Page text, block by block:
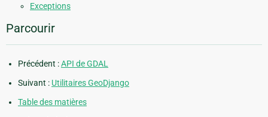
Exceptions
Parcourir
Précédent :API de GDAL
Suivant : Utilitaires GeoDjango
Table des matières